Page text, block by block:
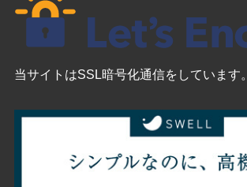
当サイトはSSL暗号化通信をしています。